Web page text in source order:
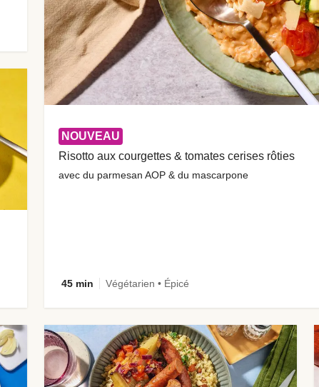
NOUVEAU
Risotto aux courgettes & tomates cerises rôties
avec du parmesan AOP & du mascarpone
45 min Végétarien • Épicé